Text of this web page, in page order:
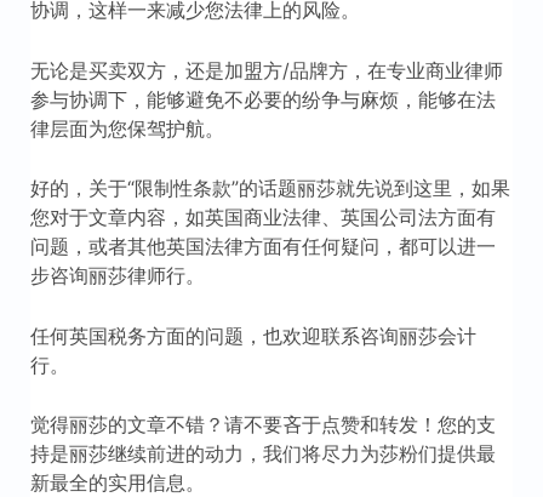
协调，这样一来减少您法律上的风险。
无论是买卖双方，还是加盟方/品牌方，在专业商业律师
参与协调下，能够避免不必要的纷争与麻烦，能够在法
律层面为您保驾护航。
好的，关于“限制性条款”的话题丽莎就先说到这里，如果
您对于文章内容，如英国商业法律、英国公司法方面有
问题，或者其他英国法律方面有任何疑问，都可以进一
步咨询丽莎律师行。
任何英国税务方面的问题，也欢迎联系咨询丽莎会计
行。
觉得丽莎的文章不错？请不要吝于点赞和转发！您的支
持是丽莎继续前进的动力，我们将尽力为莎粉们提供最
新最全的实用信息。